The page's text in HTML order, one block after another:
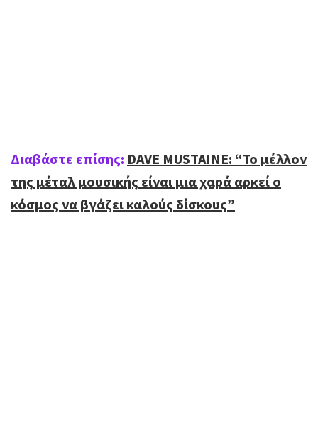
Διαβάστε επίσης: DAVE MUSTAINE: “Το μέλλον
της μέταλ μουσικής είναι μια χαρά αρκεί ο
κόσμος να βγάζει καλούς δίσκους”